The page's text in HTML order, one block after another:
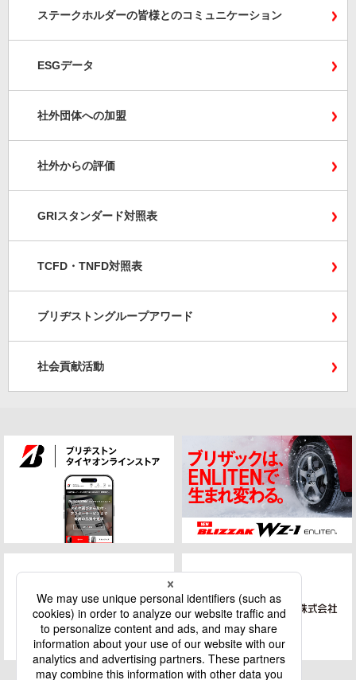
ステークホルダーの皆様とのコミュニケーション
ESGデータ
社外団体への加盟
社外からの評価
GRIスタンダード対照表
TCFD・TNFD対照表
ブリヂストングループアワード
社会貢献活動